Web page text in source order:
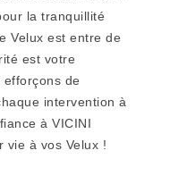
la tranquillité
Velux est entre de
est votre
de
intervention à
à VICINI
vie à vos Velux !